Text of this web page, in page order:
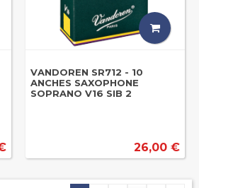
VANDOREN SR712 - 10
ANCHES SAXOPHONE
SOPRANO V16 SIB 2
26,00 €